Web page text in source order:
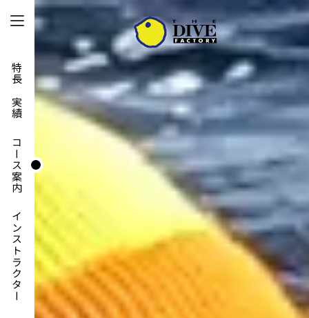
特長と実績
コース案内
インストラクター